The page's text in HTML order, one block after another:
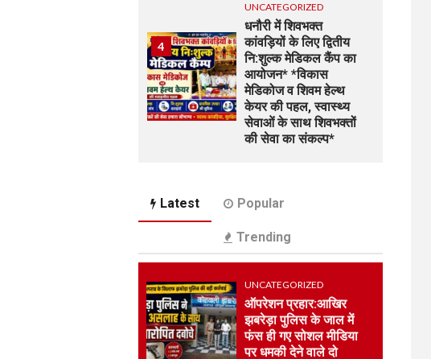
4
UNCATEGORIZED
धनौरी में शिवभक्त
कांवड़ियों के लिए द्वितीय
नि:शुल्क मेडिकल कैंप का
आयोजन* *विकास
मेडिकोज व शिवम हेल्थ
केयर की पहल, स्वास्थ्य
सेवाओं के साथ शिवभक्तों
की सेवा का संकल्प*
भारत विकास परिषद की
संयुक्त प्रवास बैठक में
कार्यों पर जोर
6
UNCATEGORIZED
कोटवाल आलमपुर में लाखों
की चोरी, पीड़ित ने पुलिस
से कार्रवाई की लगाई गुहार
कई युवकों और कबाड़ी पर
Latest Popular
Trending
UNCATEGORIZED
ऑपरेशन प्रहार:आखिर
झबरेड़ा पुलिस के जाल में
फंस ही गए सोशल मीडिया
पर धमकी देने वाले दो